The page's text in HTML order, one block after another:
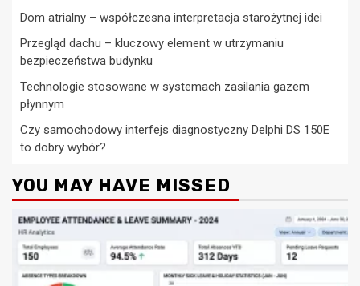
Dom atrialny – współczesna interpretacja starożytnej idei
Przegląd dachu – kluczowy element w utrzymaniu
bezpieczeństwa budynku
Technologie stosowane w systemach zasilania gazem
płynnym
Czy samochodowy interfejs diagnostyczny Delphi DS 150E
to dobry wybór?
YOU MAY HAVE MISSED